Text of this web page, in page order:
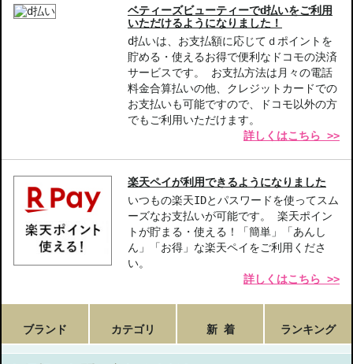
ベティーズビューティーでd払いをご利用
いただけるようになりました！
d払いは、お支払額に応じてｄポイントを
貯める・使えるお得で便利なドコモの決済
サービスです。 お支払方法は月々の電話
料金合算払いの他、クレジットカードでの
お支払いも可能ですので、ドコモ以外の方
でもご利用いただけます。
詳しくはこちら >>
楽天ペイが利用できるようになりました
いつもの楽天IDとパスワードを使ってスム
ーズなお支払いが可能です。 楽天ポイン
トが貯まる・使える！「簡単」「あんし
ん」「お得」な楽天ペイをご利用くださ
い。
詳しくはこちら >>
ブランド カテゴリ 新 着 ランキング